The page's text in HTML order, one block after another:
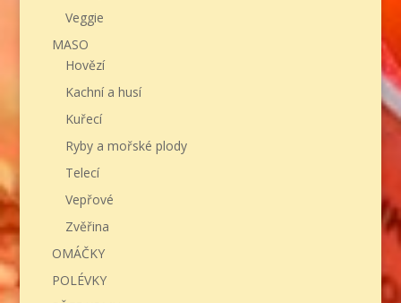
Veggie
MASO
Hovězí
Kachní a husí
Kuřecí
Ryby a mořské plody
Telecí
Vepřové
Zvěřina
OMÁČKY
POLÉVKY